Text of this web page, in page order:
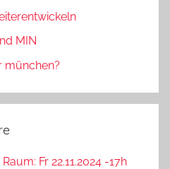
MIN
münchen?
Fr 22.11.2024 -17h